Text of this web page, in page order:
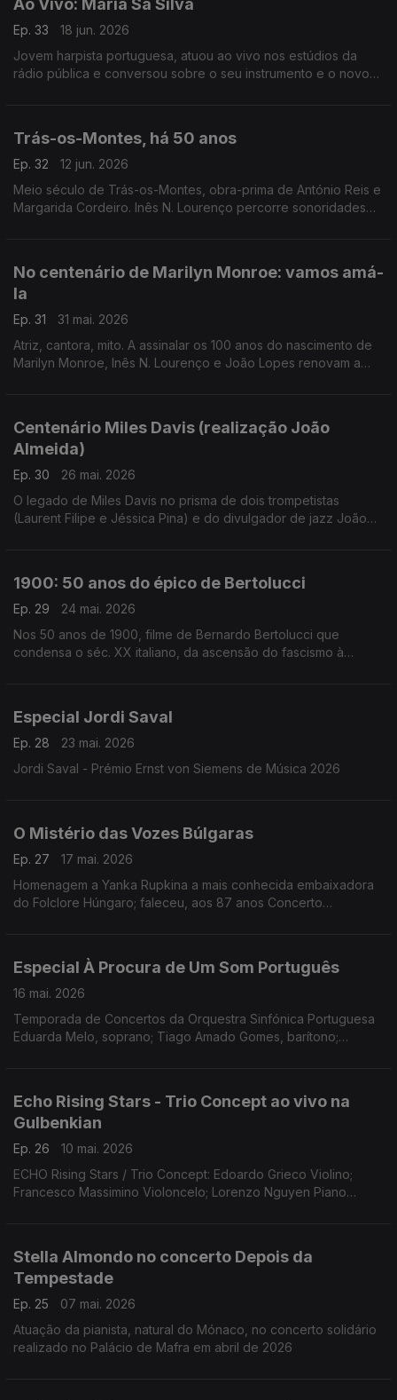
Ao Vivo: Maria Sá Silva
Ep. 33
18 jun. 2026
Jovem harpista portuguesa, atuou ao vivo nos estúdios da
rádio pública e conversou sobre o seu instrumento e o novo
Trás-os-Montes, há 50 anos
Ep. 32
12 jun. 2026
Meio século de Trás-os-Montes, obra-prima de António Reis e
Margarida Cordeiro. Inês N. Lourenço percorre sonoridades
No centenário de Marilyn Monroe: vamos amá-
la
Ep. 31
31 mai. 2026
Atriz, cantora, mito. A assinalar os 100 anos do nascimento de
Marilyn Monroe, Inês N. Lourenço e João Lopes renovam a
Centenário Miles Davis (realização João
Almeida)
Ep. 30
26 mai. 2026
O legado de Miles Davis no prisma de dois trompetistas
(Laurent Filipe e Jéssica Pina) e do divulgador de jazz João
Tutu e Doo Bop.
1900: 50 anos do épico de Bertolucci
Ep. 29
24 mai. 2026
Nos 50 anos de 1900, filme de Bernardo Bertolucci que
condensa o séc. XX italiano, da ascensão do fascismo à
Especial Jordi Saval
Ep. 28
23 mai. 2026
Jordi Saval - Prémio Ernst von Siemens de Música 2026
O Mistério das Vozes Búlgaras
Ep. 27
17 mai. 2026
Homenagem a Yanka Rupkina a mais conhecida embaixadora
do Folclore Húngaro; faleceu, aos 87 anos Concerto
Especial À Procura de Um Som Português
16 mai. 2026
Temporada de Concertos da Orquestra Sinfónica Portuguesa
Eduarda Melo, soprano; Tiago Amado Gomes, barítono;
Echo Rising Stars - Trio Concept ao vivo na
Gulbenkian
Ep. 26
10 mai. 2026
ECHO Rising Stars / Trio Concept: Edoardo Grieco Violino;
Francesco Massimino Violoncelo; Lorenzo Nguyen Piano
Stella Almondo no concerto Depois da
Tempestade
Ep. 25
07 mai. 2026
Atuação da pianista, natural do Mónaco, no concerto solidário
realizado no Palácio de Mafra em abril de 2026